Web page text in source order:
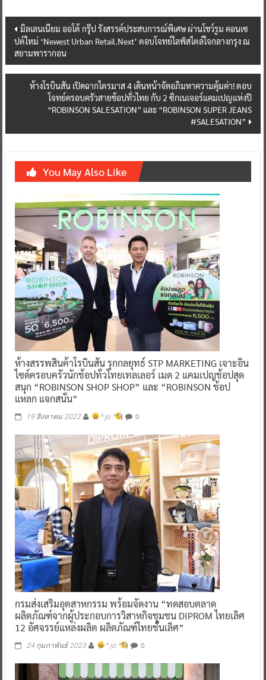
Post
navigation
มิลเลนเนียม ออโต้ กรุ๊ป รังสรรค์ประสบการณ์พิเศษ ผ่านโชว์รูม คอนเซ
ปต์ใหม่ ‘Newest Urban Retail.Next’ ตอบโจทย์ไลฟ์สไตล์ใจกลางกรุง ณ
สยามพารากอน
ห้างโรบินสัน เปิดฉากไตรมาส 4 เดินหน้าจัดอภิมหาความคุ้มค่า! ตอบ
โจทย์ครอบครัวสายช้อปทั่วไทย กับ 2 ซิกเนเจอร์แคมเปญแห่งปี
“ROBINSON SALESATION” และ “ROBINSON SUPER JEANS
#SALESATION”
You May Also Like
ห้างสรรพสินค้าโรบินสัน รุกกลยุทธ์ STP MARKETING เจาะอิน
ไซด์ครอบครัวนักช้อปทั่วไทยเทลเลอร์ เมด 2 แคมเปญช้อปสุด
สนุก “ROBINSON SHOP SHOP” และ “ROBINSON ช้อป
แหลก แจกสนั่น”
19 สิงหาคม 2022 ^ jo ^ 0
กรมส่งเสริมอุตสาหกรรม พร้อมจัดงาน “ทดสอบตลาด
ผลิตภัณฑ์จากผู้ประกอบการวิสาหกิจชุมชน DIPROM ไทยเลิศ
12 อัศจรรย์แหล่งผลิต ผลิตภัณฑ์ไทยชั้นเลิศ”
24 กุมภาพันธ์ 2023 ^ jo ^ 0